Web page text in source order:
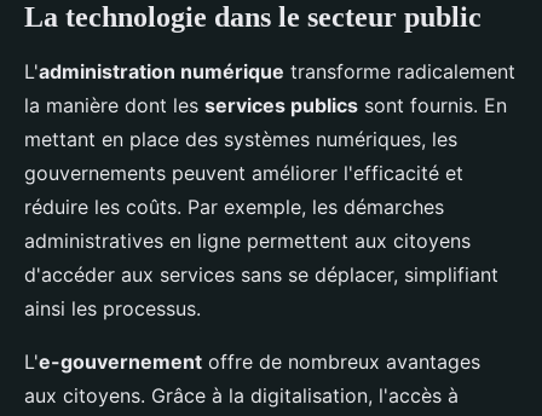
La technologie dans le secteur public
L'administration numérique transforme radicalement
la manière dont les services publics sont fournis. En
mettant en place des systèmes numériques, les
gouvernements peuvent améliorer l'efficacité et
réduire les coûts. Par exemple, les démarches
administratives en ligne permettent aux citoyens
d'accéder aux services sans se déplacer, simplifiant
ainsi les processus.
L'e-gouvernement offre de nombreux avantages
aux citoyens. Grâce à la digitalisation, l'accès à